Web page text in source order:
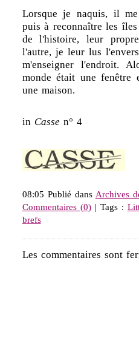
Lorsque je naquis, il
puis à reconnaître les
de l'histoire, leur
l'autre, je leur lus
m'enseigner l'endroit.
monde était une fenêtre
une maison.
in Cassen° 4
08:05 Publié dans Archives
Commentaires (0)| Tags :
brefs
Les commentaires sont